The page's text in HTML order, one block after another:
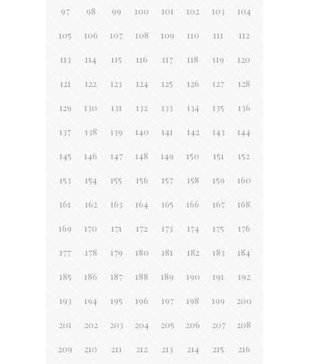
97 98 99 100 101 102 103 104
105 106 107 108 109 110 111 112
113 114 115 116 117 118 119 120
121 122 123 124 125 126 127 128
129 130 131 132 133 134 135 136
137 138 139 140 141 142 143 144
145 146 147 148 149 150 151 152
153 154 155 156 157 158 159 160
161 162 163 164 165 166 167 168
169 170 171 172 173 174 175 176
177 178 179 180 181 182 183 184
185 186 187 188 189 190 191 192
193 194 195 196 197 198 199 200
201 202 203 204 205 206 207 208
209 210 211 212 213 214 215 216